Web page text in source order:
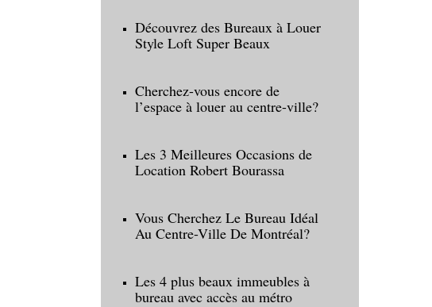
Découvrez des Bureaux à Louer
Style Loft Super Beaux
Cherchez-vous encore de
l’espace à louer au centre-ville?
Les 3 Meilleures Occasions de
Location Robert Bourassa
Vous Cherchez Le Bureau Idéal
Au Centre-Ville De Montréal?
Les 4 plus beaux immeubles à
bureau avec accès au métro